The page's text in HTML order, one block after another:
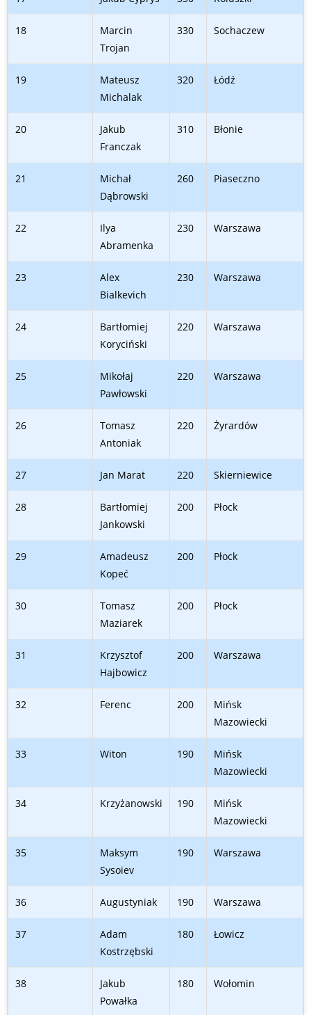
18
Marcin
Trojan
330 Sochaczew
19
Mateusz
Michalak
320 Łódź
20
Jakub
Franczak
310 Błonie
21
Michał
Dąbrowski
260 Piaseczno
22
Ilya
Abramenka
230 Warszawa
23
Alex
Bialkevich
230 Warszawa
24
Bartłomiej
Koryciński
220 Warszawa
25
Mikołaj
Pawłowski
220 Warszawa
26
Tomasz
Antoniak
220 Żyrardów
27 Jan Marat 220 Skierniewice
28
Bartłomiej
Jankowski
200 Płock
29
Amadeusz
Kopeć
200 Płock
30
Tomasz
Maziarek
200 Płock
31
Krzysztof
Hajbowicz
200 Warszawa
32 Ferenc 200
Mińsk
Mazowiecki
33 Witon 190
Mińsk
Mazowiecki
34 Krzyżanowski 190
Mińsk
Mazowiecki
35
Maksym
Sysoiev
190 Warszawa
36 Augustyniak 190 Warszawa
37
Adam
Kostrzębski
180 Łowicz
38
Jakub
Powałka
180 Wołomin